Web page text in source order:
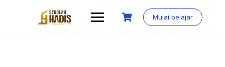
Mulai belajar